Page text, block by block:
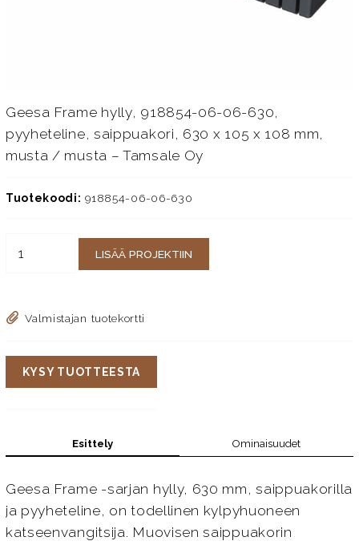
Geesa Frame hylly, 918854-06-06-630,
pyyheteline, saippuakori, 630 x 105 x 108 mm,
musta / musta – Tamsale Oy
Tuotekoodi: 918854-06-06-630
LISÄÄ PROJEKTIIN
Valmistajan tuotekortti
KYSY TUOTTEESTA
Esittely Ominaisuudet
Geesa Frame -sarjan hylly, 630 mm, saippuakorilla
ja pyyheteline, on todellinen kylpyhuoneen
katseenvangitsija. Muovisen saippuakorin